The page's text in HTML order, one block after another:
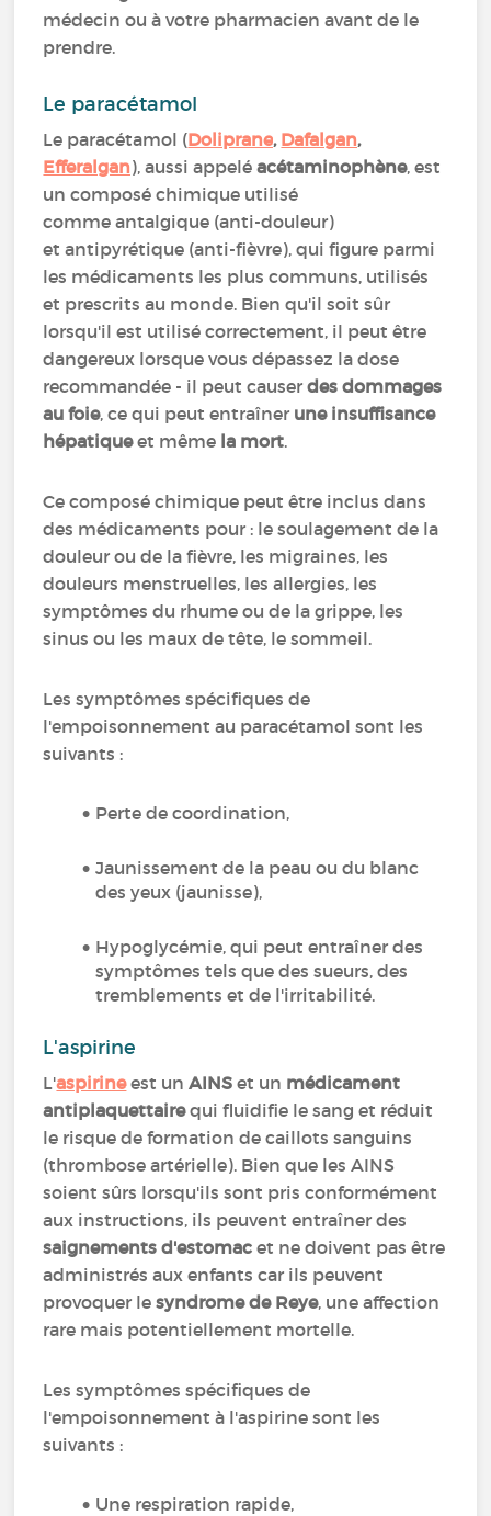
médecin ou à votre pharmacien avant de le
prendre.
Le paracétamol
Le paracétamol (Doliprane, Dafalgan,
Efferalgan), aussi appeléacétaminophène, est
un composé chimique utilisé
comme antalgique (anti-douleur)
et antipyrétique (anti-fièvre), qui figure parmi
les médicaments les plus communs, utilisés
et prescrits au monde. Bien qu'il soit sûr
lorsqu'il est utilisé correctement, il peut être
dangereux lorsque vous dépassez la dose
recommandée - il peut causerdes dommages
au foie, ce qui peut entraîner une insuffisance
hépatiqueet même la mort.
Ce composé chimique peut être inclus dans
des médicaments pour : le soulagement de la
douleur ou de la fièvre, les migraines, les
douleurs menstruelles, les allergies, les
symptômes du rhume ou de la grippe, les
sinus ou les maux de tête, le sommeil.
Les symptômes spécifiques de
l'empoisonnement au paracétamol sont les
suivants :
Perte de coordination,
Jaunissement de la peau ou du blanc
des yeux (jaunisse),
Hypoglycémie, qui peut entraîner des
symptômes tels que des sueurs, des
tremblements et de l'irritabilité.
L'aspirine
L'aspirineest unAINSet un médicament
antiplaquettairequi fluidifie le sang et réduit
le risque de formation de caillots sanguins
(thrombose artérielle). Bien que les AINS
soient sûrs lorsqu'ils sont pris conformément
aux instructions, ils peuvent entraîner des
saignements d'estomac et ne doivent pas être
administrés aux enfants car ils peuvent
provoquer lesyndrome de Reye, une affection
rare mais potentiellement mortelle.
Les symptômes spécifiques de
l'empoisonnement à l'aspirine sont les
suivants :
Une respiration rapide,